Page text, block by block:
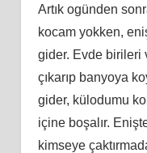
Artık ogünden
kocam yokken,
gider. Evde birileri
çıkarıp banyoya
gider, külodumu
içine boşalır.
kimseye